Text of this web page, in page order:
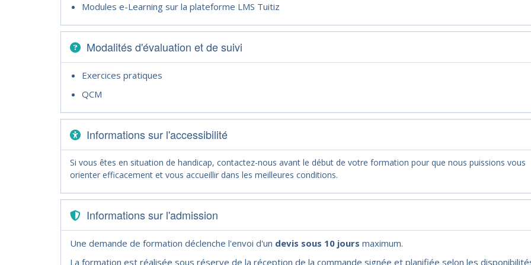
Modules e-Learning sur la plateforme LMS Tuitiz
Modalités d'évaluation et de suivi
Exercices pratiques
QCM
Informations sur l'accessibilité
Si vous êtes en situation de handicap, contactez-nous avant le début de votre formation pour que nous puissions vous
orienter efficacement et vous accueillir dans les meilleures conditions.
Informations sur l'admission
Une demande de formation déclenche l'envoi d'un devis sous 10 jours maximum.
La formation est réalisée sous réserve de la réception de la commande signée et planifiée selon les